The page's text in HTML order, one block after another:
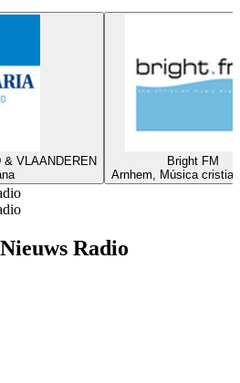
& VLAANDEREN
Bright FM
Arnhem, Música
Radio